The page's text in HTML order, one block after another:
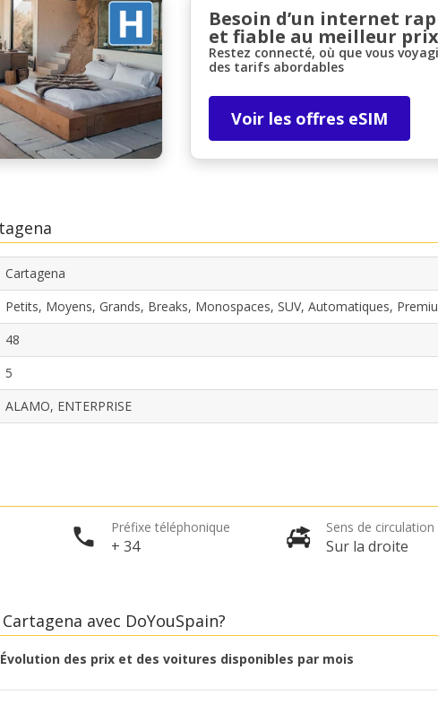
endroit
Besoin d’un internet
et fiable au meilleur
Restez connecté, où que vous
des tarifs abordables
Voir les offres eSIM
Cartagena
Petits, Moyens, Grands, Breaks, Monospaces, SUV, Automatiques,
48
5
ALAMO, ENTERPRISE
Préfixe téléphonique
+ 34
Sens de circulation
Sur la droite
avec DoYouSpain?
Évolution des prix et des voitures disponibles par mois